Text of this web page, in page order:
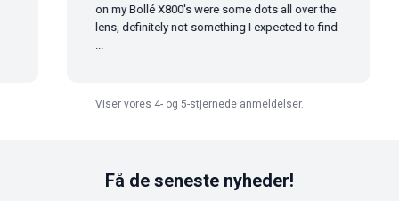
on my Bollé X800's were some dots all over the
lens, definitely not something I expected to find
Viser vores 4- og 5-stjernede anmeldelser.
Få de seneste nyheder!